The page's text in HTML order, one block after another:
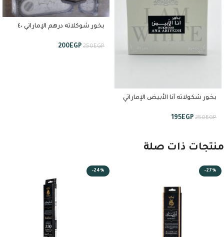
بخور شكولاته أنا الأبيض الإماراتي
250EGP
195EGP
بخور شوكلاته درهم الإماراتي ٤٠
250EGP
200EGP
منتجات ذات صلة
-27%
-24%